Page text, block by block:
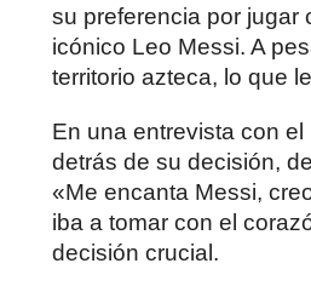
su preferencia por jugar
icónico Leo Messi. A
territorio azteca, lo que
En una entrevista con
detrás de su decisión,
«Me encanta Messi,
iba a tomar con el
decisión crucial.